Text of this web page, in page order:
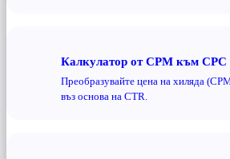
Калкулатор от CPM към CPC
Преобразувайте цена на хиляда
въз основа на CTR.